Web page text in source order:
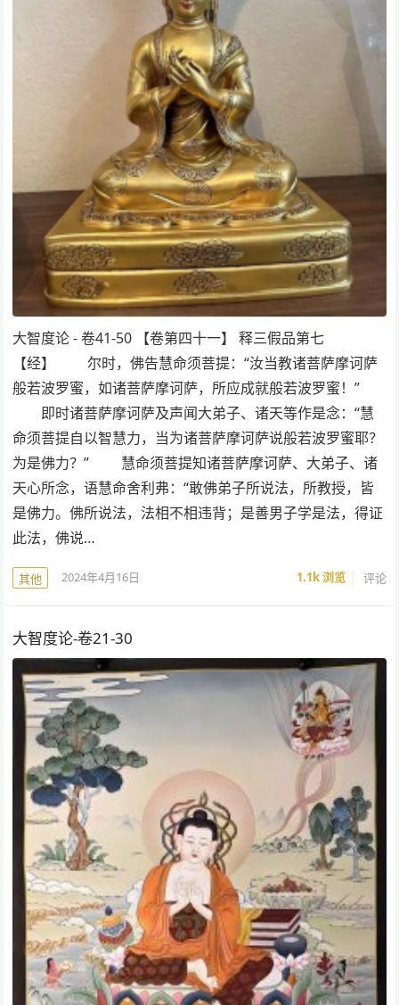
大智度论 - 卷41-50 【卷第四十一】 释三假品第七
【经】 尔时，佛告慧命须菩提：“汝当教诸菩萨摩诃萨
般若波罗蜜，如诸菩萨摩诃萨，所应成就般若波罗蜜！”
即时诸菩萨摩诃萨及声闻大弟子、诸天等作是念：“慧
命须菩提自以智慧力，当为诸菩萨摩诃萨说般若波罗蜜耶？
为是佛力？” 慧命须菩提知诸菩萨摩诃萨、大弟子、诸
天心所念，语慧命舍利弗：“敢佛弟子所说法，所教授，皆
是佛力。佛所说法，法相不相违背；是善男子学是法，得证
此法，佛说…
其他 2024年4月16日 1.1k浏览 评论
大智度论-卷21-30